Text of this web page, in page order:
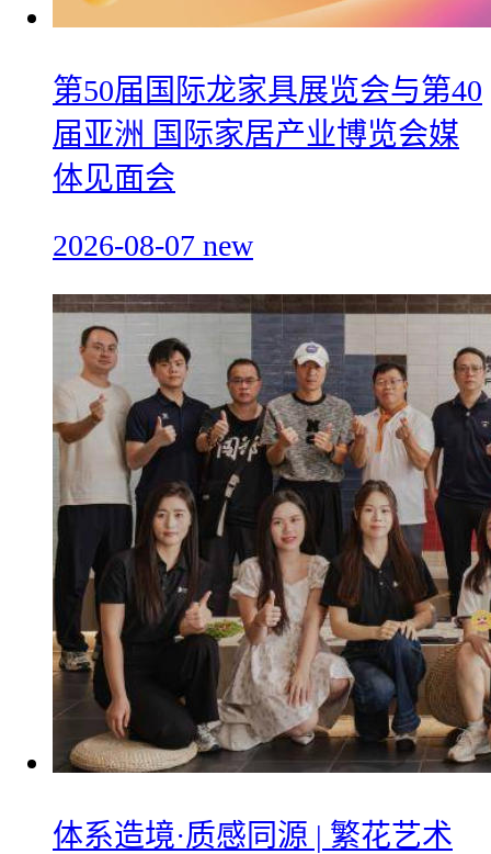
第50届国际龙家具展览会与第40
届亚洲 国际家居产业博览会媒
体见面会
2026-08-07 new
体系造境·质感同源 | 繁花艺术